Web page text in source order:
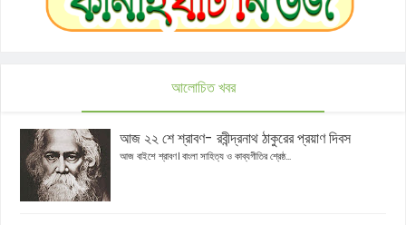
আলোচিত খবর
আজ ২২ শে শ্রাবণ- রবীন্দ্রনাথ ঠাকুরের প্রয়াণ দিবস
আজ বাইশে শ্রাবণ। বাংলা সাহিত্য ও কাব্যগীতির শ্রেষ্ঠ...